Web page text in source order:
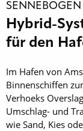
Hybrid-
für den
Im Hafen von
Binnenschiffen
Verhoeks
Umschlag- und
wie Sand, Kies